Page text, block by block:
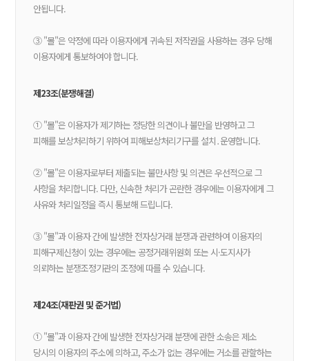
안됩니다.
③ "몰"은 약정에 따라 이용자에게 귀속된 저작권을 사용하는 경우 당해
이용자에게 통보하여야 합니다.
제23조(분쟁해결)
① "몰"은 이용자가 제기하는 정당한 의견이나 불만을 반영하고 그
피해를 보상처리하기 위하여 피해보상처리기구를 설치․운영합니다.
② "몰"은 이용자로부터 제출되는 불만사항 및 의견은 우선적으로 그
사항을 처리합니다. 다만, 신속한 처리가 곤란한 경우에는 이용자에게 그
사유와 처리일정을 즉시 통보해 드립니다.
③ "몰"과 이용자 간에 발생한 전자상거래 분쟁과 관련하여 이용자의
피해구제신청이 있는 경우에는 공정거래위원회 또는 시·도지사가
의뢰하는 분쟁조정기관의 조정에 따를 수 있습니다.
제24조(재판권 및 준거법)
① "몰"과 이용자 간에 발생한 전자상거래 분쟁에 관한 소송은 제소
당시의 이용자의 주소에 의하고, 주소가 없는 경우에는 거소를 관할하는